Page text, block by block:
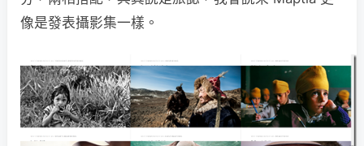
像是發表攝影集一樣。